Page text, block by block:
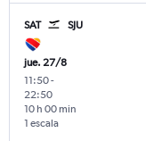
SAT SJU
jue. 27/8
11:50-
22:50
1 escala
10 h 00 min